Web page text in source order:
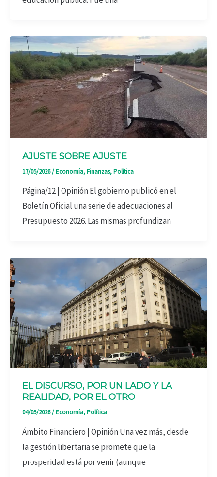
AJUSTE SOBRE AJUSTE
17/05/2026/Economía,Finanzas,Política
Página/12 | Opinión El gobierno publicó en el
Boletín Oficial una serie de adecuaciones al
Presupuesto 2026. Las mismas profundizan
EL DISCURSO, POR UN LADO Y LA
REALIDAD, POR EL OTRO
04/05/2026/Economía,Política
Ámbito Financiero | Opinión Una vez más, desde
la gestión libertaria se promete que la
prosperidad está por venir (aunque